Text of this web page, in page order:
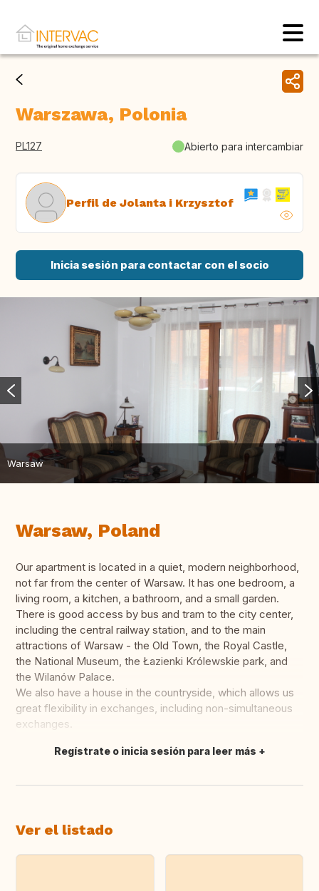
Warszawa, Polonia
PL127 Abierto para intercambiar
Perfil de Jolanta i Krzysztof
Inicia sesión para contactar con el socio
Warsaw
Warsaw, Poland
Our apartment is located in a quiet, modern neighborhood,
not far from the center of Warsaw. It has one bedroom, a
living room, a kitchen, a bathroom, and a small garden.
There is good access by bus and tram to the city center,
including the central railway station, and to the main
attractions of Warsaw - the Old Town, the Royal Castle,
the National Museum, the Łazienki Królewskie park, and
the Wilanów Palace.
We also have a house in the countryside, which allows us
great flexibility in exchanges, including non-simultaneous
exchanges.
Traducir
Regístrate o inicia sesión para leer más
Ver el listado